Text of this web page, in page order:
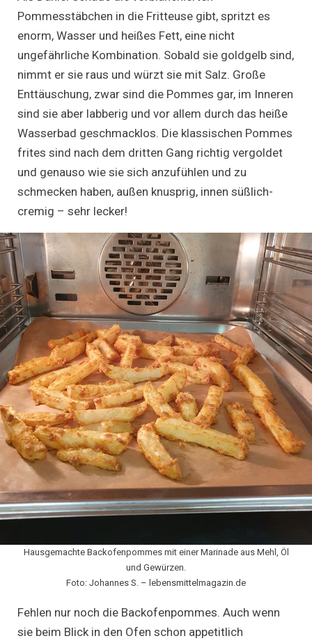
Pommesstäbchen in die Fritteuse gibt, spritzt es
enorm, Wasser und heißes Fett, eine nicht
ungefährliche Kombination. Sobald sie goldgelb sind,
nimmt er sie raus und würzt sie mit Salz. Große
Enttäuschung, zwar sind die Pommes gar, im Inneren
sind sie aber labberig und vor allem durch das heiße
Wasserbad geschmacklos. Die klassischen Pommes
frites sind nach dem dritten Gang richtig vergoldet
und genauso wie sie sich anzufühlen und zu
schmecken haben, außen knusprig, innen süßlich-
cremig – sehr lecker!
Hausgemachte Backofenpommes mit einer Marinade aus Mehl, Öl
und Gewürzen.
Foto: Johannes S. – lebensmittelmagazin.de
Fehlen nur noch die Backofenpommes. Auch wenn
sie beim Blick in den Ofen schon appetitlich